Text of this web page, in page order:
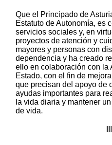
Que el Principado de
Estatuto de Autonomía, es
servicios sociales y, en
proyectos de atención y
mayores y personas con
dependencia y ha creado
ello en colaboración con la
Estado, con el fin de
que precisan del apoyo de
ayudas importantes para
la vida diaria y mantener
de vida.